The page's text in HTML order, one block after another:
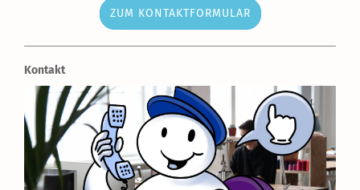
ZUM KONTAKTFORMULAR
Kontakt